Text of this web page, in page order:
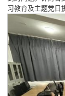
习教育及主题党日